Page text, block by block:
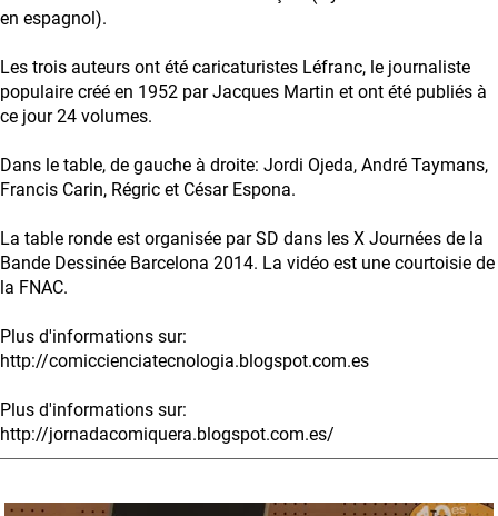
en espagnol).
Les trois auteurs ont été caricaturistes Léfranc, le journaliste
populaire créé en 1952 par Jacques Martin et ont été publiés à
ce jour 24 volumes.
Dans le table, de gauche à droite: Jordi Ojeda, André Taymans,
Francis Carin, Régric et César Espona.
La table ronde est organisée par SD dans les X Journées de la
Bande Dessinée Barcelona 2014. La vidéo est une courtoisie de
la FNAC.
Plus d'informations sur:
http://comiccienciatecnologia.blogspot.com.es
Plus d'informations sur:
http://jornadacomiquera.blogspot.com.es/